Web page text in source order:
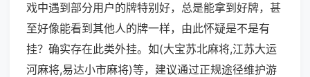
戏中遇到部分用户的牌特别好，总是能拿到好牌，甚
至好像能看到其他人的牌一样，由此怀疑是不是有
挂？确实存在此类外挂。如(大宝苏北麻将,江苏大运
河麻将,易达小市麻将)等，建议通过正规途径维护游